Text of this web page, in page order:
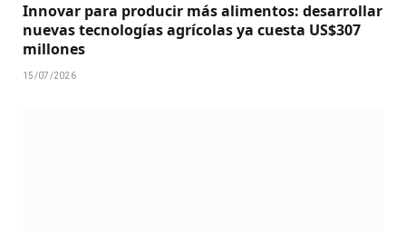
Innovar para producir más alimentos: desarrollar
nuevas tecnologías agrícolas ya cuesta US$307
millones
15/07/2026